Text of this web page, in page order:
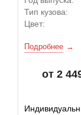
Тип кузова:
Цвет:
Подробнее
от 2